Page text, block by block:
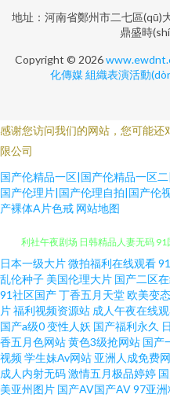
地址：河南省鄭州市二七區(qū)
鼎盛時
Copyright © 2026
化傳媒 組織表演活動
感谢您访问我们的网站，您可能
限公司
国产伦精品一区|国产伦精品一区
国产伦理片|国产伦理自拍|国产伦
产裸体A片色戒 网站地图
久久93 日韩欧美中文字幕 国产91
利社午夜剧场 日韩精品人妻无码
91资源福利在线 久草免费欧美 亚洲
网站 国产在线92 91精品在线视频观
日本一级大片微拍福利在线观看
乱伦种子 美国伦理大片 国产二区
91社区国产丁香五月天堂欧美变
片福利视频资源站 成人午夜在线
国产a级0变性人妖 国产福利永久
香五月色网站黄色3级抢网站 国产
视频学生妹Av网站 亚洲人成免费
成人内射无码激情五月极品婷婷
美亚州图片 国产AV国产AV97亚洲